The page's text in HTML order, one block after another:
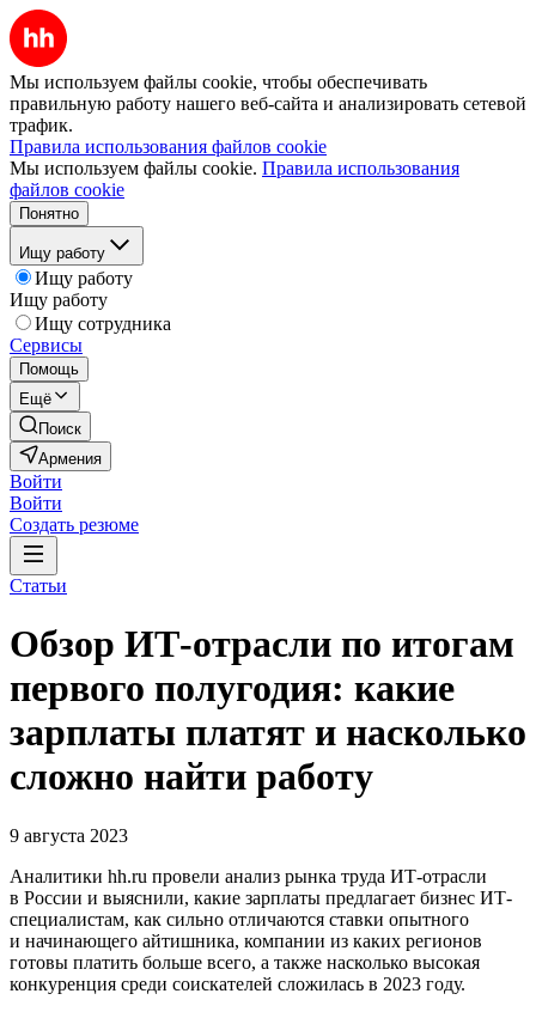
Мы используем файлы cookie, чтобы обеспечивать
правильную работу нашего веб-сайта и анализировать сетевой
трафик.
Правила использования файлов cookie
Мы используем файлы cookie. Правила использования
файлов cookie
Понятно
Ищу работу
Ищу работу
Ищу работу
Ищу сотрудника
Сервисы
Помощь
Ещё
Поиск
Армения
Войти
Войти
Создать резюме
Статьи
Обзор ИТ-отрасли по итогам
первого полугодия: какие
зарплаты платят и насколько
сложно найти работу
9 августа 2023
Аналитики hh.ru провели анализ рынка труда ИТ-отрасли
в России и выяснили, какие зарплаты предлагает бизнес ИТ-
специалистам, как сильно отличаются ставки опытного
и начинающего айтишника, компании из каких регионов
готовы платить больше всего, а также насколько высокая
конкуренция среди соискателей сложилась в 2023 году.